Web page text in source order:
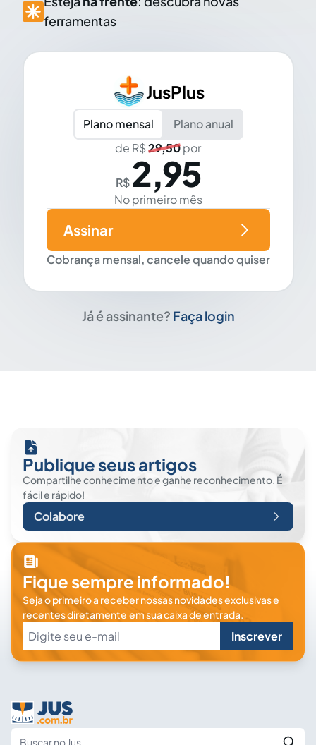
ferramentas
JusPlus
Plano mensal
Plano anual
de R$29,50por
R$ 2,95
No primeiro mês
Cobrança mensal, cancele quando quiser
Assinar
Já é assinante? Faça login
Publique seus artigos
Compartilhe conhecimento e ganhe reconhecimento. É
fácil e rápido!
Colabore
Fique sempre informado!
Seja o primeiro a receber nossas novidades exclusivas e
recentes diretamente em sua caixa de entrada.
Inscrever